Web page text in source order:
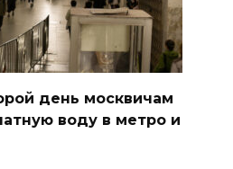
день москвичам
воду в метро и